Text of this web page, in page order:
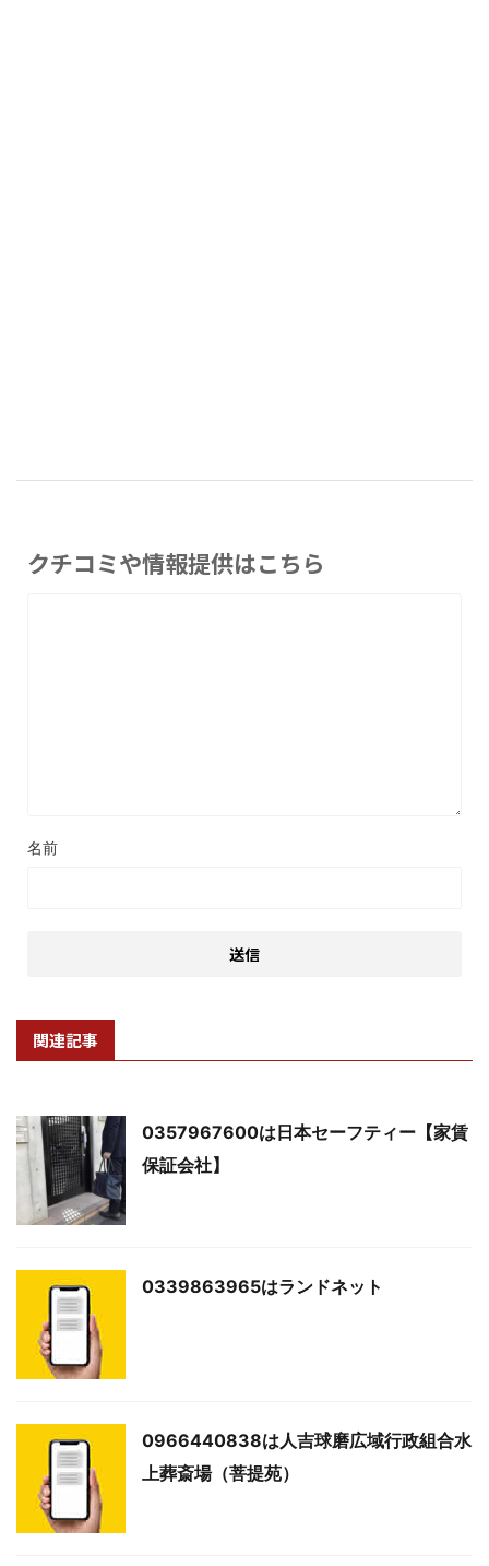
クチコミや情報提供はこちら
名前
関連記事
0357967600は日本セーフティー【家賃
保証会社】
0339863965はランドネット
0966440838は人吉球磨広域行政組合水
上葬斎場（菩提苑）